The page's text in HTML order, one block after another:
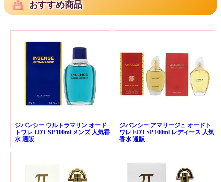
おすすめ商品
ジバンシー ウルトラマリン オード
トワレ EDT SP 100ml メンズ 人気香
水 通販
ジバンシー アマリージュ オードト
ワレ EDT SP 100ml レディース 人気
香水 通販